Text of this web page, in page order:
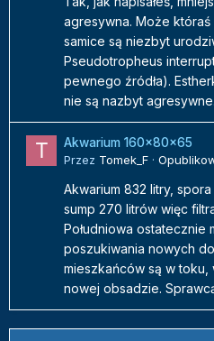
agresywna. Może
samice są niezbyt
Pseudotropheus
pewnego źródła).
nie są nazbyt agresywne.
Akwarium 160x80x65
Przez Tomek_F ·
Akwarium 832 litry,
sump 270 litrów więc
Południowa ostatecznie
poszukiwania nowych
mieszkańców są w
nowej obsadzie.